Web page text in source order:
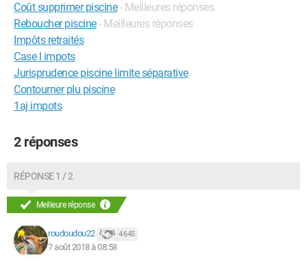
Coût supprimer piscine - Meilleures réponses
Reboucher piscine- Meilleures réponses
Impôts retraités
Case l impots
Jurisprudence piscine limite séparative
Contourner plu piscine
1aj impots
2 réponses
RÉPONSE 1 / 2
Meilleure réponse
roudoudou22 4 645
7 août 2018 à 08:58